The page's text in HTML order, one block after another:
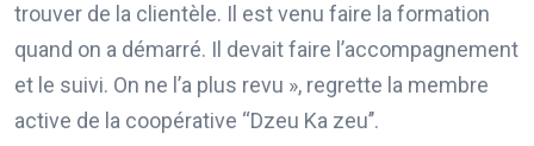
trouver de la clientèle. Il est venu faire la formation
quand on a démarré. Il devait faire l’accompagnement
et le suivi. On ne l’a plus revu », regrette la membre
active de la coopérative ‘‘Dzeu Ka zeu’’.